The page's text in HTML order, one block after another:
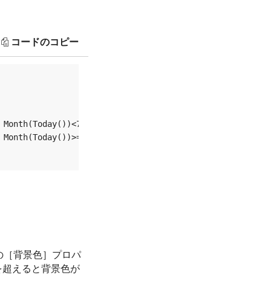
コードのコピー
4, Month(Today())<10, 7,
7) +
背景色］プロパ
えると背景色が